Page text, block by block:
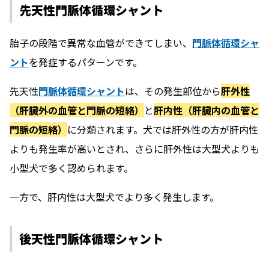
先天性門脈体循環シャント
胎子の段階で異常な血管ができてしまい、 門脈体循環シャ
ントを発症するパターンです。
先天性門脈体循環シャントは、その発生部位から肝外性
（肝臓外の血管と門脈の短絡） と肝内性（肝臓内の血管と
門脈の短絡） に分類されます。犬では肝外性の方が肝内性
よりも発生率が高いとされ、さらに肝外性は大型犬よりも
小型犬で多く認められます。
一方で、肝内性は大型犬でより多く発生します。
後天性門脈体循環シャント